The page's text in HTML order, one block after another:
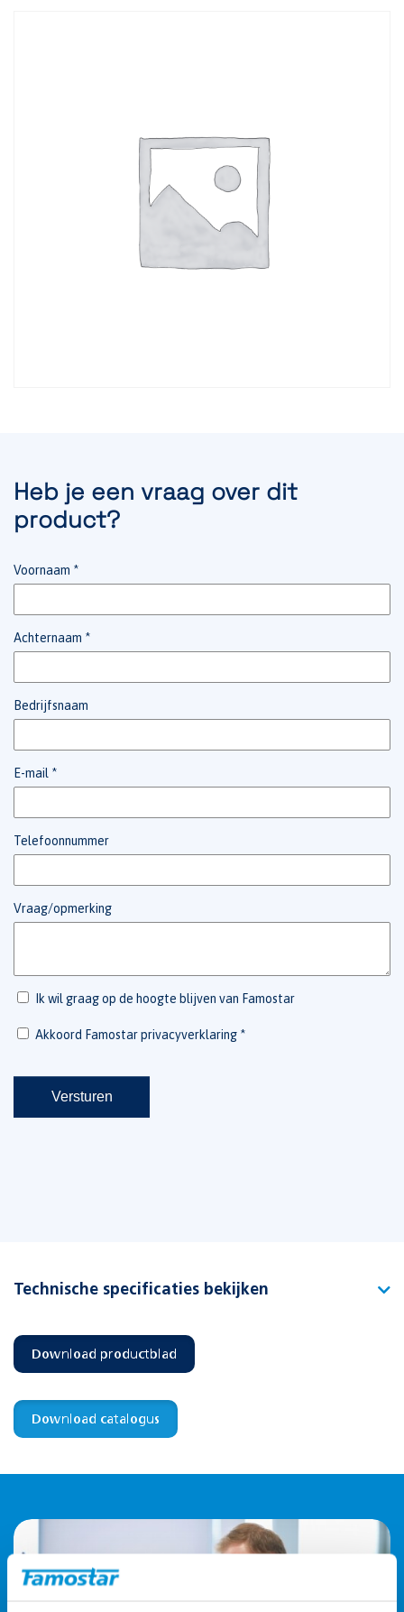
Heb je een vraag over dit
product?
Technische specificaties bekijken
Artikelnummer 391761
EAN-code 8715774012013
Download productblad
Download catalogus